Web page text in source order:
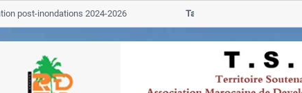
post-inondations 2024-2026
Tata
ALERTE TSGJB Tata :
Adis